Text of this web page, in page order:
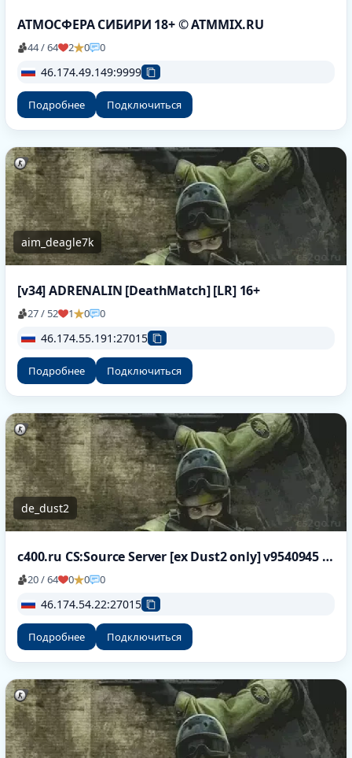
АТМОСФЕРА СИБИРИ 18+ © ATMMIX.RU
44 / 64 2 0 0
46.174.49.149:9999
Подробнее Подключиться
aim_deagle7k
[v34] ADRENALIN [DeathMatch] [LR] 16+
27 / 52 1 0 0
46.174.55.191:27015
Подробнее Подключиться
de_dust2
c400.ru CS:Source Server [ex Dust2 only] v9540945 [HLstatsX]
20 / 64 0 0 0
46.174.54.22:27015
Подробнее Подключиться